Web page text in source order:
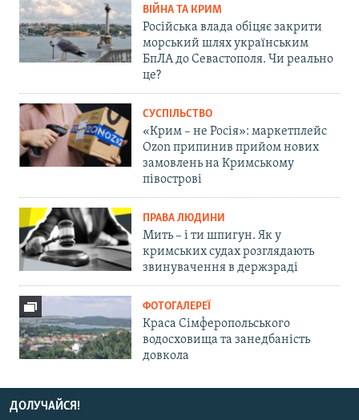
ВІЙНА ТА КРИМ
Російська влада обіцяє закрити
морський шлях українським
БпЛА до Севастополя. Чи реально
це?
СУСПІЛЬСТВО
«Крим – не Росія»: маркетплейс
Ozon припинив прийом нових
замовлень на Кримському
півострові
ПРАВА ЛЮДИНИ
Мить – і ти шпигун. Як у
кримських судах розглядають
звинувачення в держзраді
ФОТОГАЛЕРЕЇ
Краса Сімферопольського
водосховища та занедбаність
довкола
ДОЛУЧАЙСЯ!